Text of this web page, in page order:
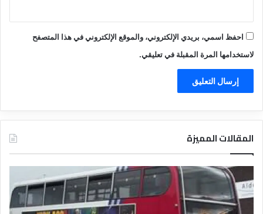
احفظ اسمي، بريدي الإلكتروني، والموقع الإلكتروني في هذا المتصفح
لاستخدامها المرة المقبلة في تعليقي.
المقالات المميزة
ل
ي
ل